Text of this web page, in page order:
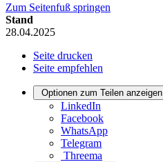
Zum Seitenfuß springen
Stand
28.04.2025
Seite drucken
Seite empfehlen
Optionen zum Teilen anzeigen
LinkedIn
Facebook
WhatsApp
Telegram
Threema